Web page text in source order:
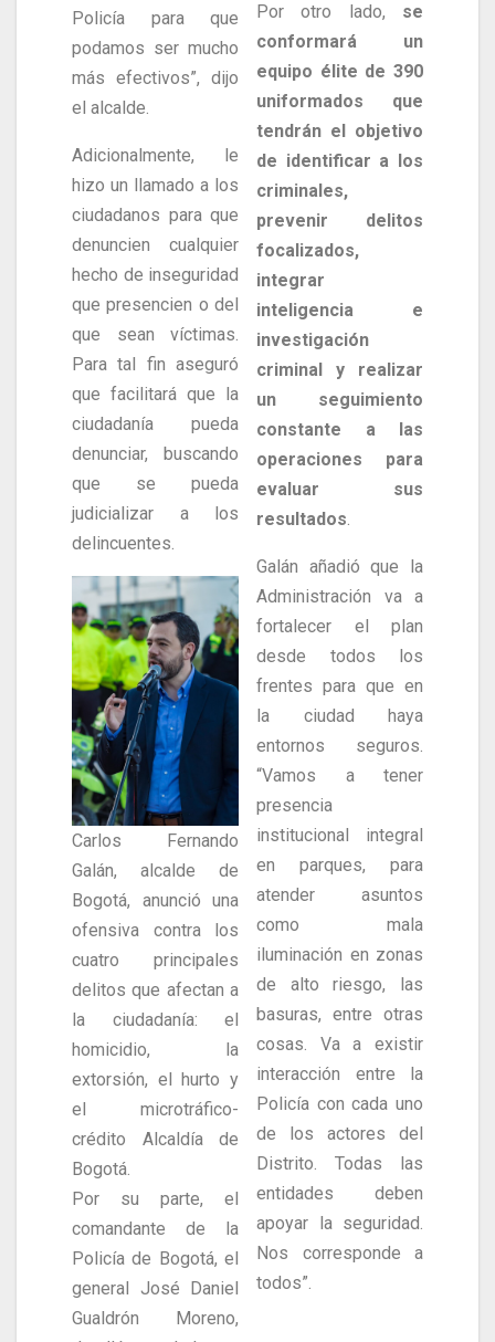
Policía para que
podamos ser mucho
más efectivos”, dijo
el alcalde.
Adicionalmente, le
hizo un llamado a los
ciudadanos para que
denuncien cualquier
hecho de inseguridad
que presencien o del
que sean víctimas.
Para tal fin aseguró
que facilitará que la
ciudadanía pueda
denunciar, buscando
que se pueda
judicializar a los
delincuentes.
Carlos Fernando
Galán, alcalde de
Bogotá, anunció una
ofensiva contra los
cuatro principales
delitos que afectan a
la ciudadanía: el
homicidio, la
extorsión, el hurto y
el microtráfico-
crédito Alcaldía de
Bogotá.
Por su parte, el
comandante de la
Policía de Bogotá, el
general José Daniel
Gualdrón Moreno,
Por otro lado, se
conformará un
equipo élite de 390
uniformados que
tendrán el objetivo
de identificar a los
criminales,
prevenir delitos
focalizados,
integrar
inteligencia e
investigación
criminal y realizar
un seguimiento
constante a las
operaciones para
evaluar sus
resultados.
Galán añadió que la
Administración va a
fortalecer el plan
desde todos los
frentes para que en
la ciudad haya
entornos seguros.
“Vamos a tener
presencia
institucional integral
en parques, para
atender asuntos
como mala
iluminación en zonas
de alto riesgo, las
basuras, entre otras
cosas. Va a existir
interacción entre la
Policía con cada uno
de los actores del
Distrito. Todas las
entidades deben
apoyar la seguridad.
Nos corresponde a
todos”.